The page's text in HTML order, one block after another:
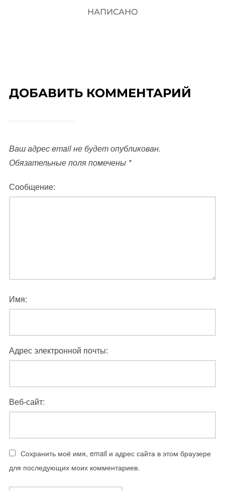
НАПИСАНО
ДОБАВИТЬ КОММЕНТАРИЙ
Ваш адрес email не будет опубликован.
Обязательные поля помечены *
Сообщение:
Имя:
Адрес электронной почты:
Веб-сайт:
Сохранить моё имя, email и адрес сайта в этом браузере
для последующих моих комментариев.